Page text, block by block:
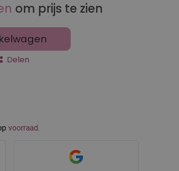
om prijs te zien
Delen
voorraad